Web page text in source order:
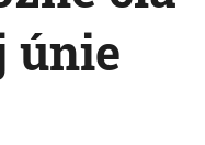
únie